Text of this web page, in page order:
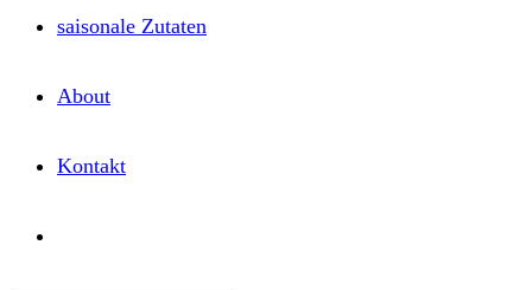
saisonale Zutaten
About
Kontakt